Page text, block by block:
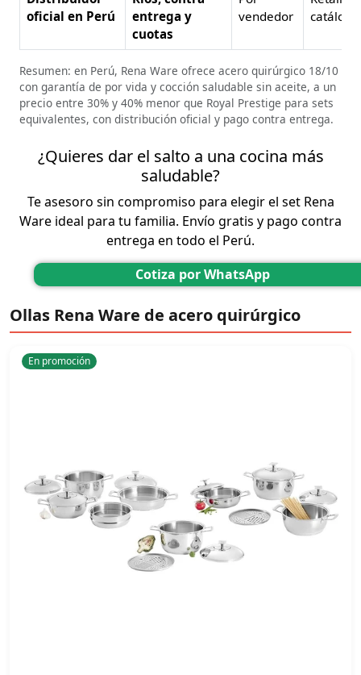
oficial en Perú
entrega y
cuotas
vendedor
catálogo
Resumen: en Perú, Rena Ware ofrece acero quirúrgico 18/10
con garantía de por vida y cocción saludable sin aceite, a un
precio entre 30% y 40% menor que Royal Prestige para sets
equivalentes, con distribución oficial y pago contra entrega.
¿Quieres dar el salto a una cocina más
saludable?
Te asesoro sin compromiso para elegir el set Rena
Ware ideal para tu familia. Envío gratis y pago contra
entrega en todo el Perú.
Cotiza por WhatsApp
Ollas Rena Ware de acero quirúrgico
En promoción